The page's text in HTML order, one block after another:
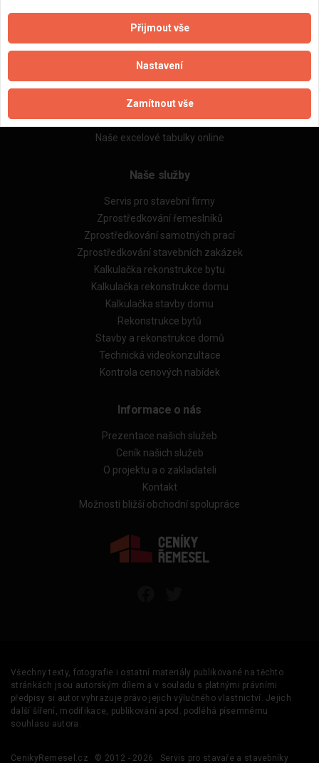
Naše firmy a řemeslníci
Zpracování a ochrana osobních údajů
Zásady pro používání souborů cookie
Obchodní podmínky (zprostředkování)
Obchodní podmínky (rozpočtování)
Reference
Naše excelové tabulky online
Naše služby
Servis pro stavební firmy
Zprostředkování řemeslníků
Zprostředkování samotných prací
Zprostředkování stavebních zakázek
Kalkulačka rekonstrukce bytu
Kalkulačka rekonstrukce domu
Kalkulačka stavby domu
Rekonstrukce bytů
Stavby a rekonstrukce domů
Technická videokonzultace
Kontrola cenových nabídek
Informace o nás
Prezentace našich služeb
Ceník našich služeb
O projektu a o zakladateli
Kontakt
Možnosti bližší obchodní spolupráce
Všechny texty, fotografie i ostatní materiály publikované na těchto
stránkách jsou autorským dílem a v souladu s platnými právními
předpisy si autor vyhrazuje právo jejich výlučného vlastnictví. Jejich
další šíření, modifikace, publikování apod. podléhá písemnému
souhlasu autora.
CenikyRemesel.cz © 2012 - 2026 Servis pro stavaře a stavebníky
Přijmout vše
Nastavení
Zamítnout vše